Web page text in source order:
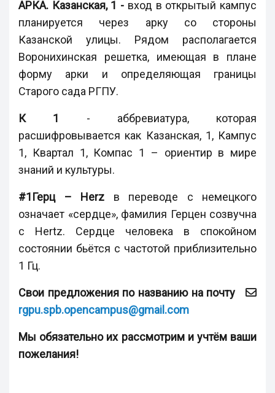
АРКА. Казанская, 1 - вход в открытый кампус
планируется через арку со стороны
Казанской улицы. Рядом располагается
Воронихинская решетка, имеющая в плане
форму арки и определяющая границы
Старого сада РГПУ.
К 1
- аббревиатура, которая
расшифровывается как Казанская, 1, Кампус
1, Квартал 1, Компас 1 – ориентир в мире
знаний и культуры.
#1Герц – Herz в переводе с немецкого
означает «сердце», фамилия Герцен созвучна
с Hertz. Сердце человека в спокойном
состоянии бьётся с частотой приблизительно
1 Гц.
Свои предложения по названию на почту
rgpu.spb.opencampus@gmail.com
Мы обязательно их рассмотрим и учтём ваши
пожелания!